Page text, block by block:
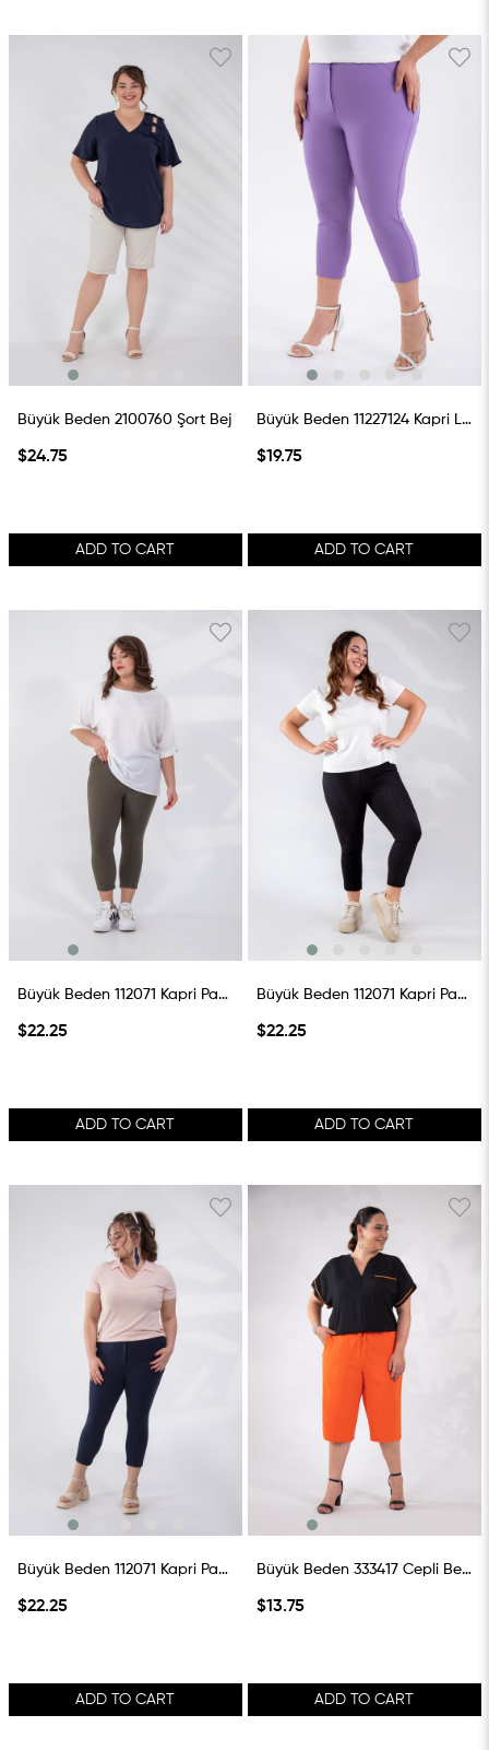
Büyük Beden 2100760 Şort Bej
$24.75
ADD TO CART
Büyük Beden 11227124 Kapri Lila
$19.75
ADD TO CART
Büyük Beden 112071 Kapri Pantolon Haki
$22.25
ADD TO CART
Büyük Beden 112071 Kapri Pantolon Siyah
$22.25
ADD TO CART
Büyük Beden 112071 Kapri Pantolon Lacivert
$22.25
ADD TO CART
Büyük Beden 333417 Cepli Beli Lastikli Kapri Turuncu
$13.75
ADD TO CART